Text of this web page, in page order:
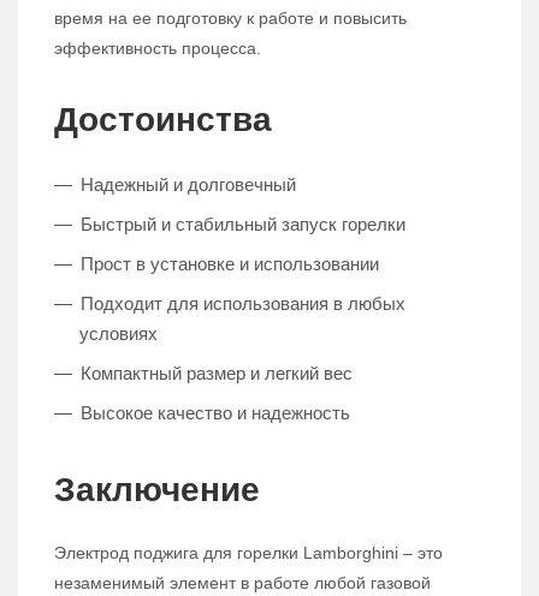
время на ее подготовку к работе и повысить
эффективность процесса.
Достоинства
Надежный и долговечный
Быстрый и стабильный запуск горелки
Прост в установке и использовании
Подходит для использования в любых
условиях
Компактный размер и легкий вес
Высокое качество и надежность
Заключение
Электрод поджига для горелки Lamborghini – это
незаменимый элемент в работе любой газовой